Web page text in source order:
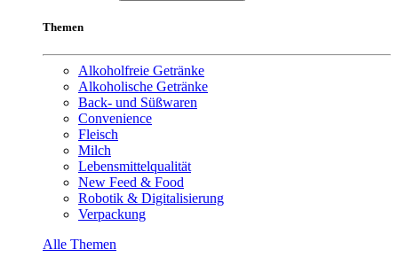
Themen
Alkoholfreie Getränke
Alkoholische Getränke
Back- und Süßwaren
Convenience
Fleisch
Milch
Lebensmittelqualität
New Feed & Food
Robotik & Digitalisierung
Verpackung
Alle Themen